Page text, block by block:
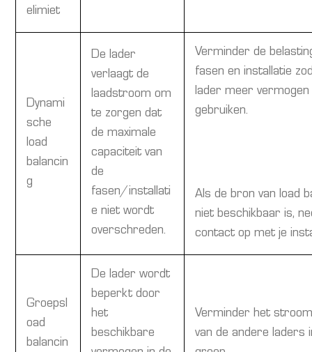
elimiet
Dynami
sche
load
balancin
g
De lader
verlaagt de
laadstroom om
te zorgen dat
de maximale
capaciteit van
de
fasen/installati
e niet wordt
overschreden.
Verminder de
fasen en installatie
lader meer vermogen
gebruiken.
Als de bron van load
niet beschikbaar is,
contact op met je
Groepsl
oad
balancin
De lader wordt
beperkt door
het
beschikbare
Verminder het
van de andere laders